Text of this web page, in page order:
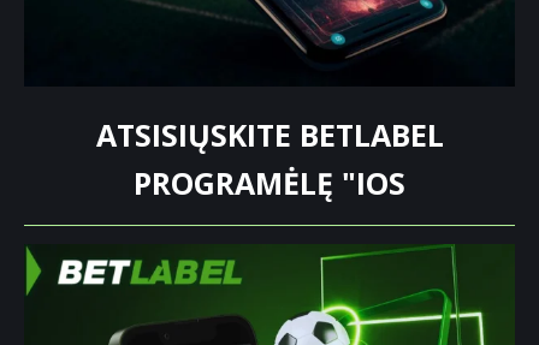
ATSISIŲSKITE BETLABEL
PROGRAMĖLĘ "IOS